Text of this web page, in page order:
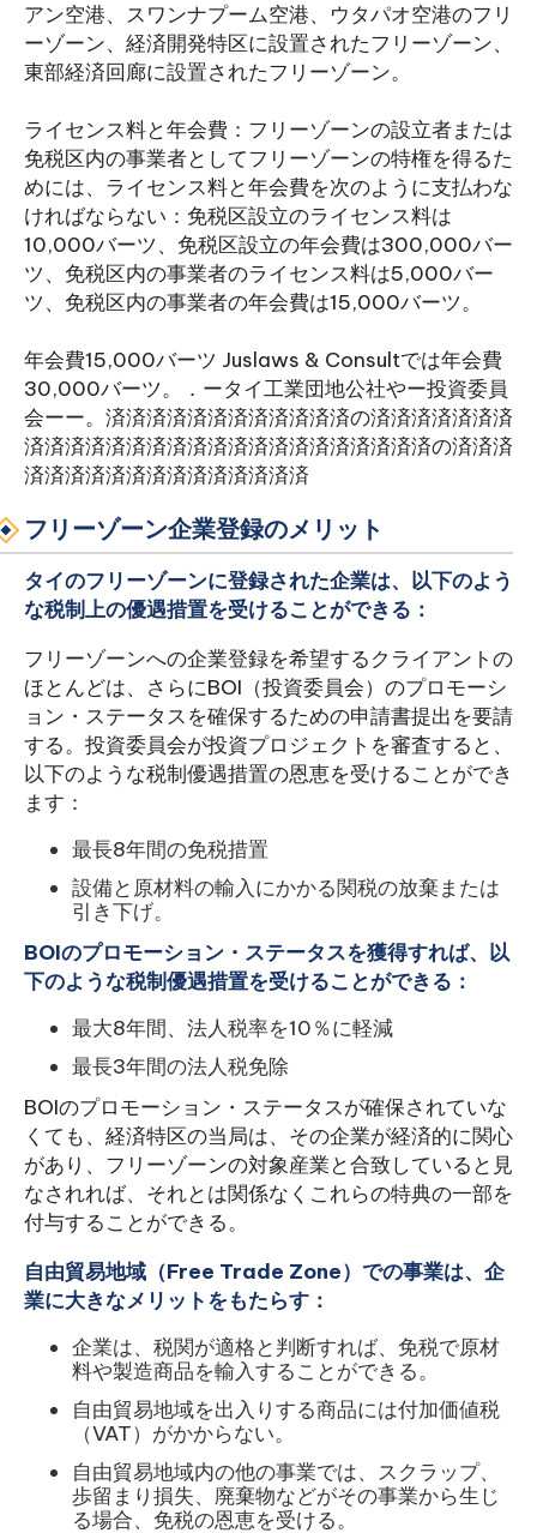
アン空港、スワンナプーム空港、ウタパオ空港のフリ
ーゾーン、経済開発特区に設置されたフリーゾーン、
東部経済回廊に設置されたフリーゾーン。
ライセンス料と年会費：フリーゾーンの設立者または
免税区内の事業者としてフリーゾーンの特権を得るた
めには、ライセンス料と年会費を次のように支払わな
ければならない：免税区設立のライセンス料は
10,000バーツ、免税区設立の年会費は300,000バー
ツ、免税区内の事業者のライセンス料は5,000バー
ツ、免税区内の事業者の年会費は15,000バーツ。
年会費15,000バーツ Juslaws & Consultでは年会費
30,000バーツ。．ータイ工業団地公社やー投資委員
会ーー。済済済済済済済済済済済済の済済済済済済済
済済済済済済済済済済済済済済済済済済済済の済済済
済済済済済済済済済済済済済済
フリーゾーン企業登録のメリット
タイのフリーゾーンに登録された企業は、以下のよう
な税制上の優遇措置を受けることができる：
フリーゾーンへの企業登録を希望するクライアントの
ほとんどは、さらにBOI（投資委員会）のプロモーシ
ョン・ステータスを確保するための申請書提出を要請
する。投資委員会が投資プロジェクトを審査すると、
以下のような税制優遇措置の恩恵を受けることができ
ます：
最長8年間の免税措置
設備と原材料の輸入にかかる関税の放棄または
引き下げ。
BOIのプロモーション・ステータスを獲得すれば、以
下のような税制優遇措置を受けることができる：
最大8年間、法人税率を10％に軽減
最長3年間の法人税免除
BOIのプロモーション・ステータスが確保されていな
くても、経済特区の当局は、その企業が経済的に関心
があり、フリーゾーンの対象産業と合致していると見
なされれば、それとは関係なくこれらの特典の一部を
付与することができる。
自由貿易地域（Free Trade Zone）での事業は、企
業に大きなメリットをもたらす：
企業は、税関が適格と判断すれば、免税で原材
料や製造商品を輸入することができる。
自由貿易地域を出入りする商品には付加価値税
（VAT）がかからない。
自由貿易地域内の他の事業では、スクラップ、
歩留まり損失、廃棄物などがその事業から生じ
る場合、免税の恩恵を受ける。